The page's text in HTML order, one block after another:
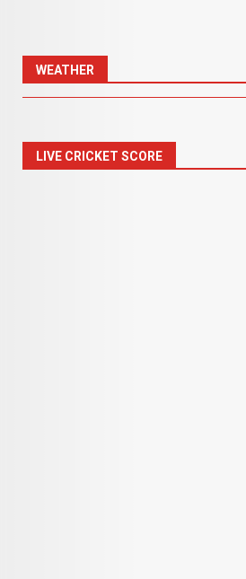
WEATHER
LIVE CRICKET SCORE